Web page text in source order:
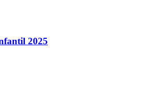
2025